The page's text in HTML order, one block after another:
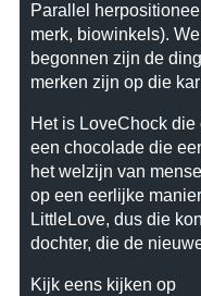
Parallel
merk, biowinkels).
begonnen zijn de
merken zijn op die
Het is LoveChock
een chocolade die
het welzijn van
op een eerlijke
LittleLove, dus die
dochter, die de
Kijk eens kijken op